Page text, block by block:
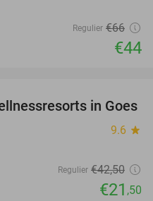
Regulier €66
€44
49%
in Goes
9.6 star
Regulier €42,50
€21 ,50